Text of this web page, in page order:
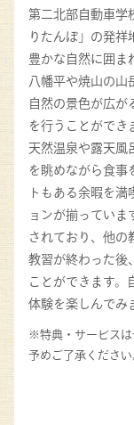
第二北部自動車学
りたんぽ」の発
豊かな自然に囲ま
八幡平や焼山の山
自然の景色が広が
を行うことができ
天然温泉や露天風
を眺めながら食事
トもある余暇を
ョンが揃ってい
されており、他の
教習が終わった後
ことができます。
体験を楽しんでみ
※特典・サービスは
予めご了承ください